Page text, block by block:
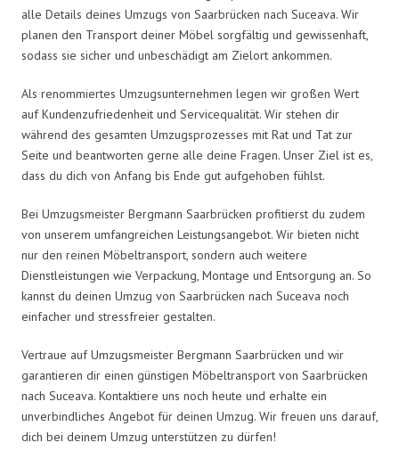
alle Details deines Umzugs von Saarbrücken nach Suceava. Wir
planen den Transport deiner Möbel sorgfältig und gewissenhaft,
sodass sie sicher und unbeschädigt am Zielort ankommen.
Als renommiertes Umzugsunternehmen legen wir großen Wert
auf Kundenzufriedenheit und Servicequalität. Wir stehen dir
während des gesamten Umzugsprozesses mit Rat und Tat zur
Seite und beantworten gerne alle deine Fragen. Unser Ziel ist es,
dass du dich von Anfang bis Ende gut aufgehoben fühlst.
Bei Umzugsmeister Bergmann Saarbrücken profitierst du zudem
von unserem umfangreichen Leistungsangebot. Wir bieten nicht
nur den reinen Möbeltransport, sondern auch weitere
Dienstleistungen wie Verpackung, Montage und Entsorgung an. So
kannst du deinen Umzug von Saarbrücken nach Suceava noch
einfacher und stressfreier gestalten.
Vertraue auf Umzugsmeister Bergmann Saarbrücken und wir
garantieren dir einen günstigen Möbeltransport von Saarbrücken
nach Suceava. Kontaktiere uns noch heute und erhalte ein
unverbindliches Angebot für deinen Umzug. Wir freuen uns darauf,
dich bei deinem Umzug unterstützen zu dürfen!